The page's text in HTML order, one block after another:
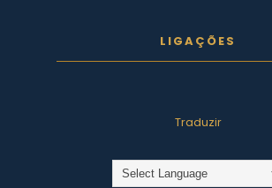
LIGAÇÕES
Traduzir